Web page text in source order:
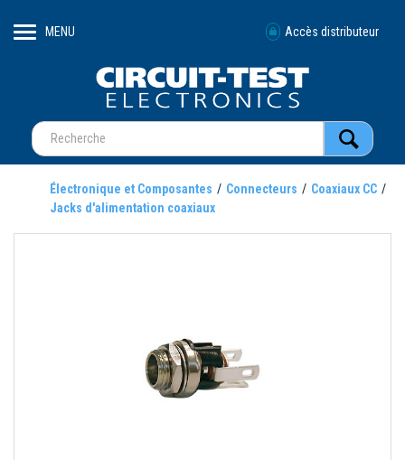
MENU Accès distributeur
Électronique et Composantes Connecteurs
Coaxiaux CC
Jacks d'alimentation coaxiaux